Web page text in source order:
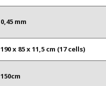
0,45 mm
190 x 85 x 11,5 cm (17 cells)
150cm